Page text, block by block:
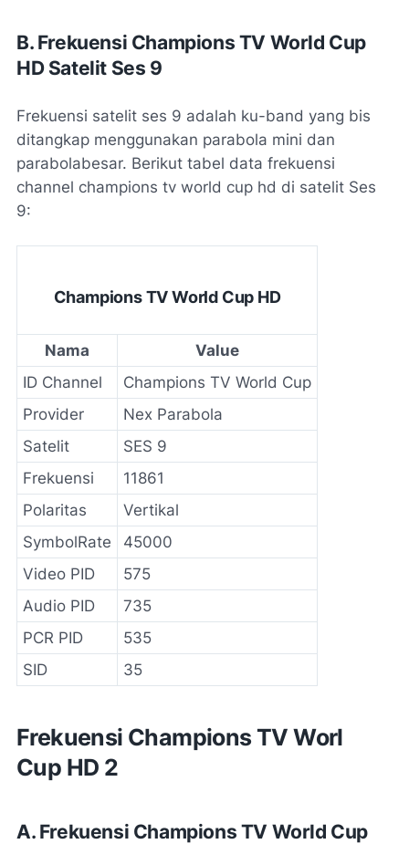
B. Frekuensi Champions TV World Cup
HD Satelit Ses 9
Frekuensi satelit ses 9 adalah ku-band yang bis
ditangkap menggunakan parabola mini dan
parabolabesar. Berikut tabel data frekuensi
channel champions tv world cup hd di satelit Ses
9:
Champions TV World Cup HD
Nama
Value
ID Channel
Champions TV World Cup
Provider
Nex Parabola
Satelit
SES 9
Frekuensi
11861
Polaritas
Vertikal
SymbolRate
45000
Video PID
575
Audio PID
735
PCR PID
535
SID
35
Frekuensi Champions TV Worl
Cup HD 2
A. Frekuensi Champions TV World Cup